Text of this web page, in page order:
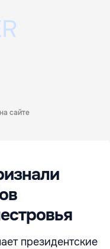
сайте
президентские